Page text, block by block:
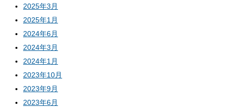
2025年3月
2025年1月
2024年6月
2024年3月
2024年1月
2023年10月
2023年9月
2023年6月